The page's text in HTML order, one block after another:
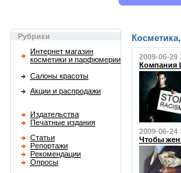
Рубрики
Интернет магазин
косметики и парфюмерии
Салоны красоты
Акции и распродажи
Издательства
Печатные издания
Статьи
Репортажи
Рекомендации
Опросы
2009-06-29
Компания
2009-06-24
Чтобы